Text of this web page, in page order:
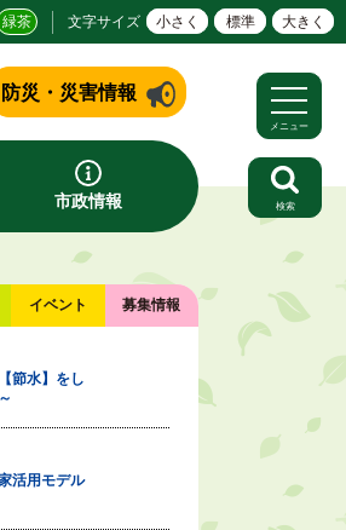
緑茶 文字サイズ 小さく 標準 大きく
防災・災害情報
市政情報
メニュー
検索
イベント 募集情報
節水】をし
活用モデル